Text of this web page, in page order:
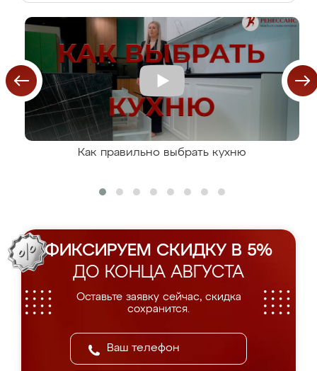
Как правильно выбрать кухню
ФИКСИРУЕМ СКИДКУ В 5%
ДО КОНЦА АВГУСТА
Оставьте заявку сейчас, скидка
сохранится.